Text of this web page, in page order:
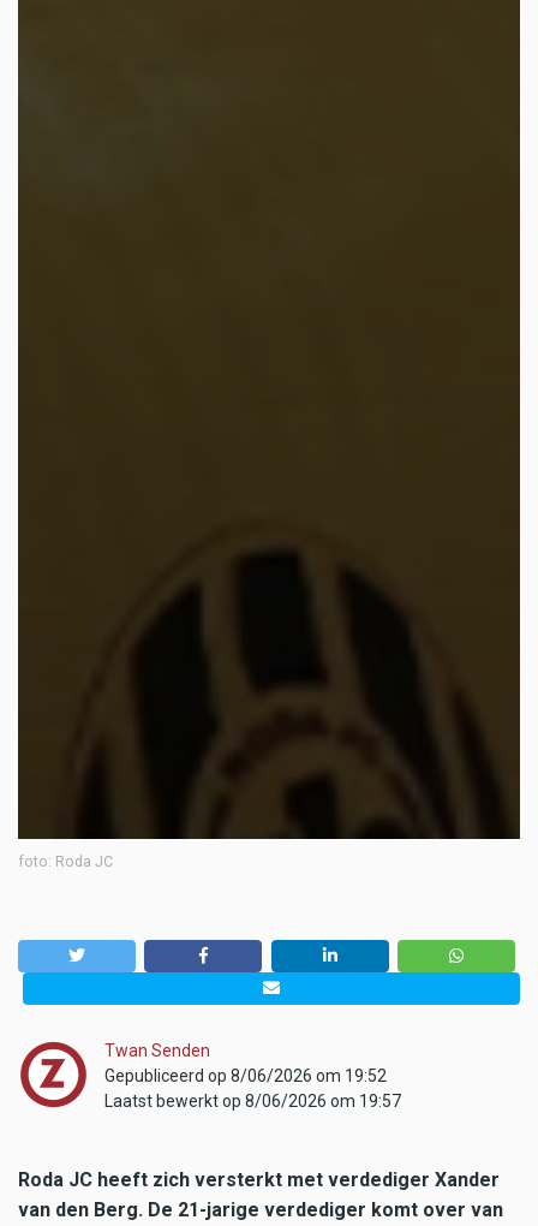
foto: Roda JC
Twan Senden
Gepubliceerd op 8/06/2026 om 19:52
Laatst bewerkt op 8/06/2026 om 19:57
Roda JC heeft zich versterkt met verdediger Xander
van den Berg. De 21-jarige verdediger komt over van